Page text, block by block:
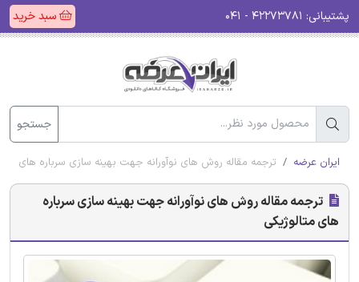
پشتیبانی: سبد خرید
جستجو
ایران عرضه ترجمه مقاله روش های نوآورانه جهت بهینه سازی سرباره های
ترجمه مقاله روش های نوآورانه جهت بهینه سازی سرباره
های متالوژیکی